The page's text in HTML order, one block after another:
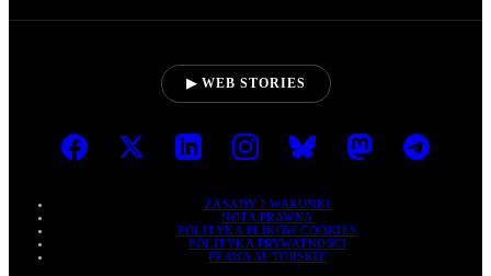
▶ WEB STORIES
ZASADY I WARUNKI
NOTA PRAWNA
POLITYKA PLIKÓW COOKIES
POLITYKA PRYWATNOŚCI
PRAWA AUTORSKIE